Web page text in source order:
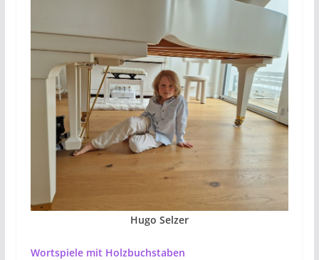
Hugo Selzer
Wortspiele mit Holzbuchstaben